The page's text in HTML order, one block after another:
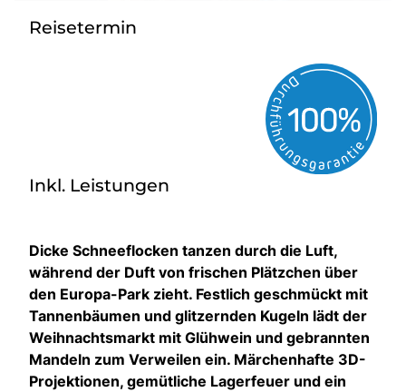
Deutschland
Reisetermin
Inkl. Leistungen
Dicke Schneeflocken tanzen durch die Luft,
während der Duft von frischen Plätzchen über
den Europa-Park zieht. Festlich geschmückt mit
Tannenbäumen und glitzernden Kugeln lädt der
Weihnachtsmarkt mit Glühwein und gebrannten
Mandeln zum Verweilen ein. Märchenhafte 3D-
Projektionen, gemütliche Lagerfeuer und ein